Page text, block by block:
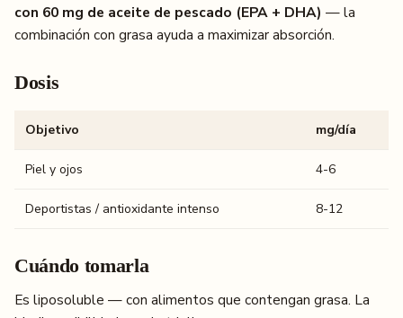
con 60 mg de aceite de pescado (EPA + DHA) — la
combinación con grasa ayuda a maximizar absorción.
Dosis
Objetivo mg/día
Piel y ojos 4-6
Deportistas / antioxidante intenso 8-12
Cuándo tomarla
Es liposoluble — con alimentos que contengan grasa. La